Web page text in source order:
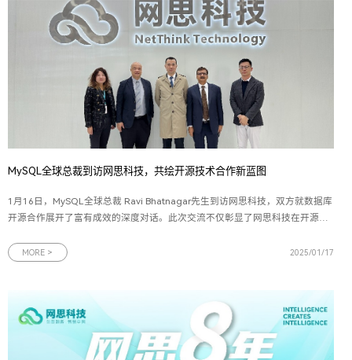
MySQL全球总裁到访网思科技，共绘开源技术合作新蓝图
1月16日，MySQL全球总裁 Ravi Bhatnagar先生到访网思科技，双方就数据库
开源合作展开了富有成效的深度对话。此次交流不仅彰显了网思科技在开源技
动数字化转型方面的决心和行动力。MySQL，作为一款秉承开源理念、功能强
MORE > 2025/01/17